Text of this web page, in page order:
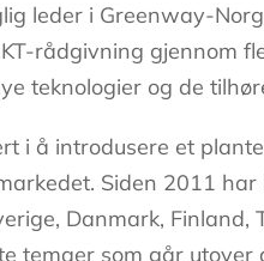
leder i Greenway-
rådgivning gjennom
teknologier og de
i å introdusere et
Siden 2011
Danmark, Finland,
temaer som går utover